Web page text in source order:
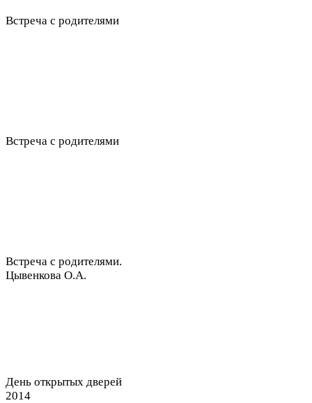
Встреча с родителями
Встреча с родителями
Встреча с родителями.
Цывенкова О.А.
День открытых дверей
2014